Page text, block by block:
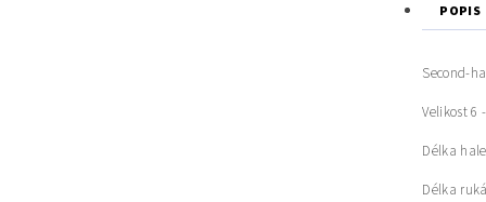
POPIS
Second-
Velikost 6
Délka
Délka